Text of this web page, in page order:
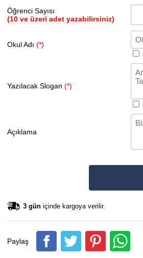
Öğrenci Sayısı
(10 ve üzeri adet yazabilirsiniz)
Okul Adı (*)
Yazılacak Slogan (*)
Açıklama
3 gün içinde kargoya verilir.
Paylaş